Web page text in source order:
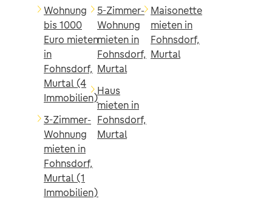
Wohnung
bis 1000
Euro mieten
in
Fohnsdorf,
Murtal (4
Immobilien)
3-Zimmer-
Wohnung
mieten in
Fohnsdorf,
Murtal (1
Immobilien)
5-Zimmer-
Wohnung
mieten in
Fohnsdorf,
Murtal
Haus
mieten in
Fohnsdorf,
Murtal
Maisonette
mieten in
Fohnsdorf,
Murtal